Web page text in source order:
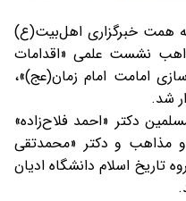
همت خبرگزاری اهل‌بیت(ع)
نشست علمی «اقدامات
امامت امام زمان(عج)»،
شد.
دکتر «احمد فلاح‌زاده»
مذاهب و دکتر «محمدتقی
اسلام دانشگاه ادیان